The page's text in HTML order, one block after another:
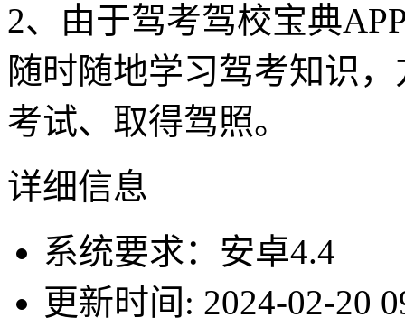
2、由于驾考驾校宝典
随时随地学习驾考知识
考试、取得驾照。
详细信息
系统要求：安卓4.4
更新时间: 2024-02-20